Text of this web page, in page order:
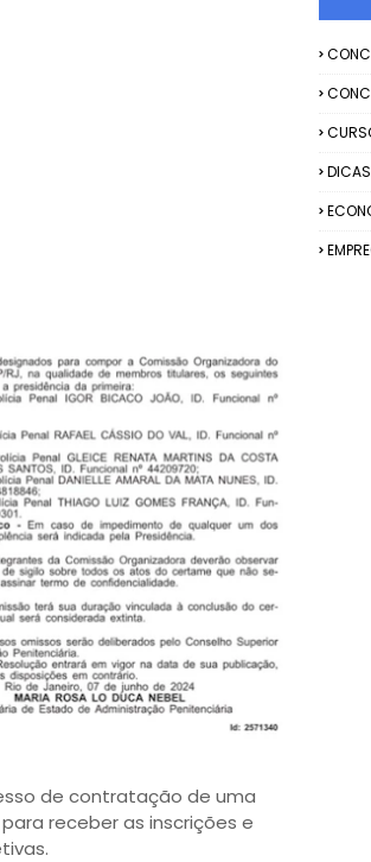
de contratação de uma
receber as inscrições e
DICAS